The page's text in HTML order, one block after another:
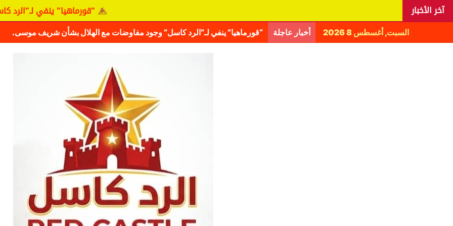
آخر الأخبار "قورماهيا" ينفي لـ"الرد كاسل" وجود
السبت, أغسطس 8 2026 أخبار عاجلة اليانغا يكشف حقيقة مفاوضات نجم المريخ